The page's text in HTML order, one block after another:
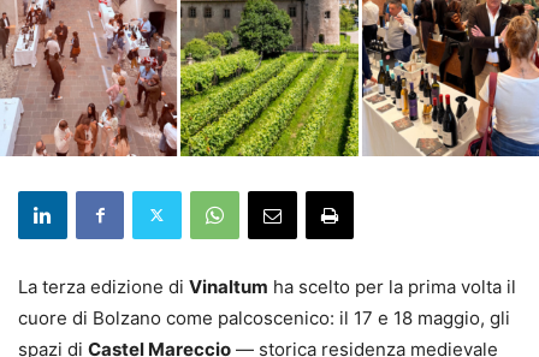
La terza edizione di Vinaltum ha scelto per la prima volta il
cuore di Bolzano come palcoscenico: il 17 e 18 maggio, gli
spazi di Castel Mareccio — storica residenza medievale